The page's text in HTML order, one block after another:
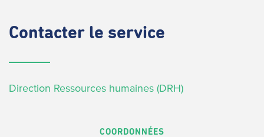
Contacter le service
Direction Ressources humaines (DRH)
COORDONNÉES